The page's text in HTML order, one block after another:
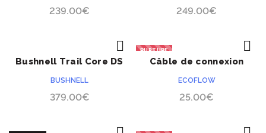
239.00€ 249.00€
ACHETER
Bushnell Trail Core DS
BUSHNELL
379.00€
RUPTURE
ACHETER
Câble de connexion
ECOFLOW
25.00€